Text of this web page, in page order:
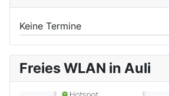
Keine Termine
Freies WLAN in Auli